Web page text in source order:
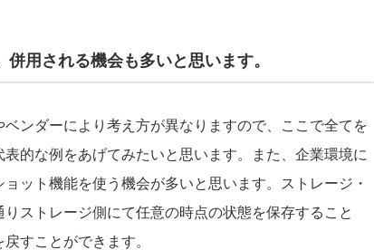
用される機会も多いと思います。
ンダーにより考え方が異なりますので、ここで全てを
的な例をあげてみたいと思います。また、企業環境に
ット機能を使う機会が多いと思います。ストレージ・
ストレージ側にて任意の時点の状態を保存すること
すことができます。